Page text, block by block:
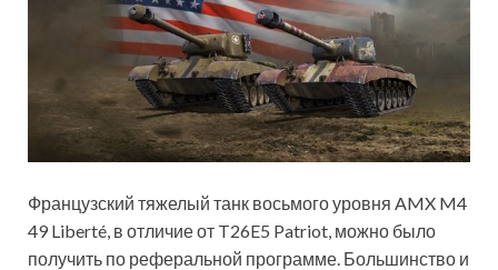
Французский тяжелый танк восьмого уровня AMX M4
49 Liberté, в отличие от T26E5 Patriot, можно было
получить по реферальной программе. Большинство и